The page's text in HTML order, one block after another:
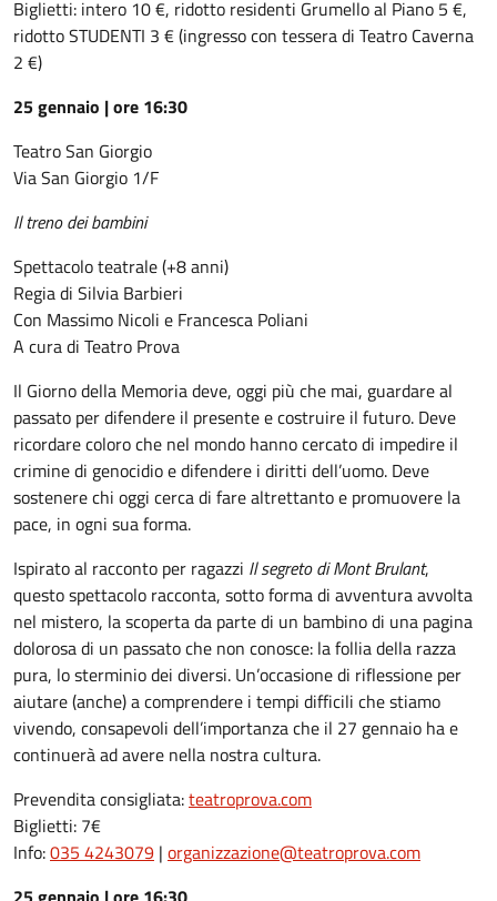
Biglietti: intero 10 €, ridotto residenti Grumello al Piano 5 €,
ridotto STUDENTI 3 € (ingresso con tessera di Teatro Caverna
2 €)
25 gennaio | ore 16:30
Teatro San Giorgio
Via San Giorgio 1/F
Il treno dei bambini
Spettacolo teatrale (+8 anni)
Regia di Silvia Barbieri
Con Massimo Nicoli e Francesca Poliani
A cura di Teatro Prova
Il Giorno della Memoria deve, oggi più che mai, guardare al
passato per difendere il presente e costruire il futuro. Deve
ricordare coloro che nel mondo hanno cercato di impedire il
crimine di genocidio e difendere i diritti dell’uomo. Deve
sostenere chi oggi cerca di fare altrettanto e promuovere la
pace, in ogni sua forma.
Ispirato al racconto per ragazzi Il segreto di Mont Brulant,
questo spettacolo racconta, sotto forma di avventura avvolta
nel mistero, la scoperta da parte di un bambino di una pagina
dolorosa di un passato che non conosce: la follia della razza
pura, lo sterminio dei diversi. Un’occasione di riflessione per
aiutare (anche) a comprendere i tempi difficili che stiamo
vivendo, consapevoli dell’importanza che il 27 gennaio ha e
continuerà ad avere nella nostra cultura.
Prevendita consigliata:teatroprova.com
Biglietti: 7€
Info:035 4243079 | organizzazione@teatroprova.com